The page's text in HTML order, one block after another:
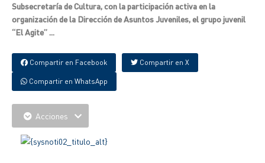
Subsecretaría de Cultura, con la participación activa en la
organización de la Dirección de Asuntos Juveniles, el grupo juvenil
“El Agite” ...
Compartir en Facebook Compartir en X
Compartir en WhatsApp
Acciones